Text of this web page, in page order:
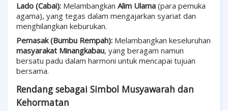
Lado (Cabai): Melambangkan Alim Ulama (para pemuka
agama), yang tegas dalam mengajarkan syariat dan
menghilangkan keburukan.
Pemasak (Bumbu Rempah): Melambangkan keseluruhan
masyarakat Minangkabau, yang beragam namun
bersatu padu dalam harmoni untuk mencapai tujuan
bersama.
Rendang sebagai Simbol Musyawarah dan
Kehormatan